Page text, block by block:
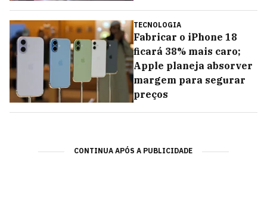
TECNOLOGIA
Fabricar o iPhone 18
ficará 38% mais caro;
Apple planeja absorver
margem para segurar
preços
CONTINUA APÓS A PUBLICIDADE